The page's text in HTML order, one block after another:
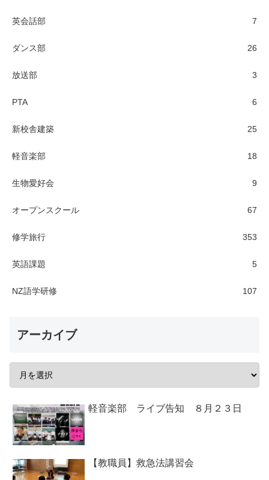
英会話部 7
ダンス部 26
放送部 3
PTA 6
新校舎建築 25
軽音楽部 18
生物愛好会 9
オープンスクール 67
修学旅行 353
英語課題 5
NZ語学研修 107
アーカイブ
軽音楽部 ライブ告知 ８月２３日
【教職員】救急法講習会